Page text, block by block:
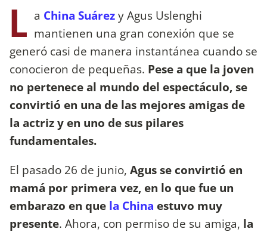
L a China Suárezy Agus Uslenghi
mantienen una gran conexión que se
generó casi de manera instantánea cuando se
conocieron de pequeñas. Pese a que la joven
no pertenece al mundo del espectáculo, se
convirtió en una de las mejores amigas de
la actriz y en uno de sus pilares
fundamentales.
El pasado 26 de junio, Agus se convirtió en
mamá por primera vez, en lo que fue un
embarazo en que la China estuvo muy
presente. Ahora, con permiso de su amiga, la